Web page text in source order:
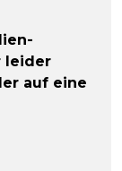
leider
auf eine